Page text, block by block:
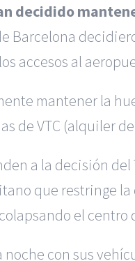
decidido
Barcelona
accesos al
mantener la
de VTC (alquiler
a la decisión
que restringe
el centro
con sus